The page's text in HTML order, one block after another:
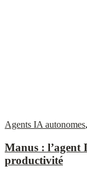
Agents IA autonomes,
Manus : l’agent
productivité